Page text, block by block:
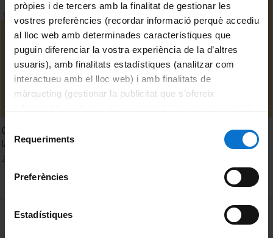
pròpies i de tercers amb la finalitat de gestionar les
vostres preferències (recordar informació perquè accediu
al lloc web amb determinades característiques que
puguin diferenciar la vostra experiència de la d’altres
usuaris), amb finalitats estadístiques (analitzar com
interactueu amb el lloc web) i amb finalitats de
màrqueting (gestionar la publicitat que s’ofereix
consultar laPolítica de galetes del lloc web de la
Selecció
Requeriments
Preferències
Estadístiques
CVIE-UB: Taula rodona: De la investigació a la intervenció i
la participació
MENÚ PEU 1